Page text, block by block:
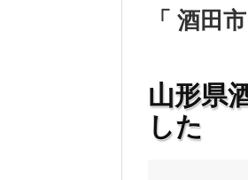
「 酒田
山形県
した